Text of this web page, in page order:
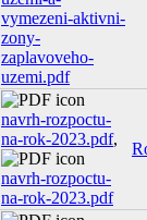
vymezeni-aktivni-
zony-
zaplavoveho-
uzemi.pdf
navrh-rozpoctu-
na-rok-2023.pdf,
navrh-rozpoctu-
na-rok-2023.pdf